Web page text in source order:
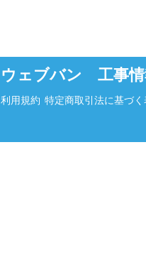
ウェブバン 工事情
利用規約 特定商取引法に基づく